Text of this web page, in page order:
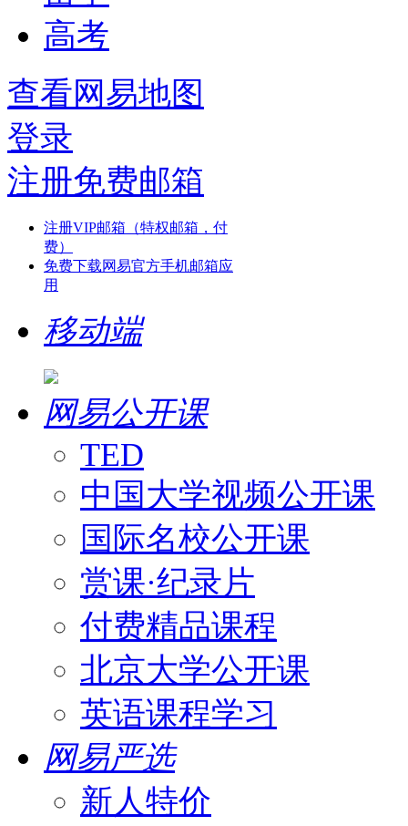
高考
查看网易地图
登录
注册免费邮箱
注册VIP邮箱（特权邮箱，付
费）
免费下载网易官方手机邮箱应
用
移动端
网易公开课
TED
中国大学视频公开课
国际名校公开课
赏课·纪录片
付费精品课程
北京大学公开课
英语课程学习
网易严选
新人特价